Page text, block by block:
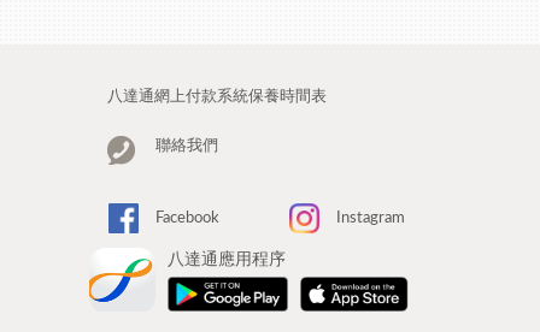
八達通網上付款系統保養時間表
聯絡我們
Facebook Instagram
八達通應用程序